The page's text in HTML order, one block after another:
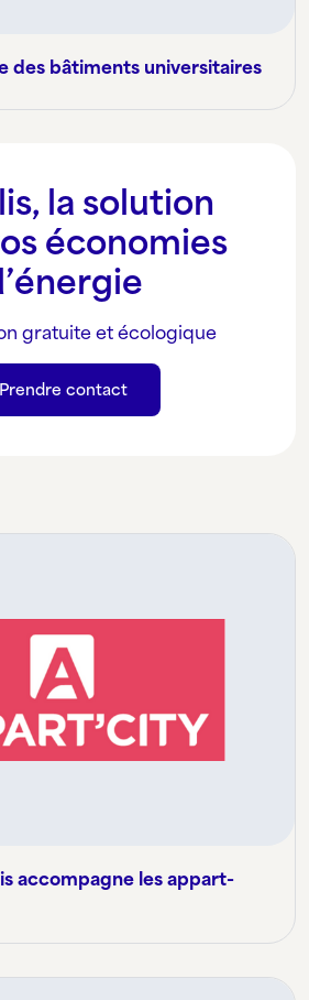
des bâtiments universitaires
la solution
économies
gratuite et écologique
Prendre contact
accompagne les appart-